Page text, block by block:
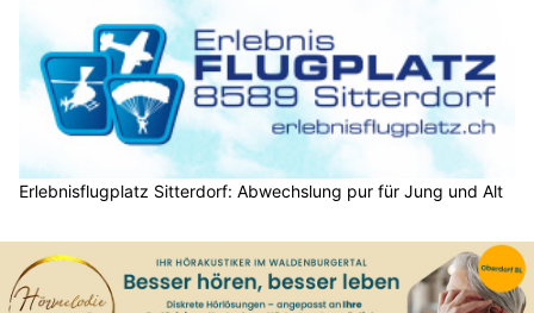
Erlebnisflugplatz Sitterdorf: Abwechslung pur für Jung und Alt